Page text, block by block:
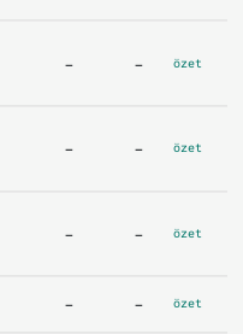
- - özet
- - özet
- - özet
- - özet